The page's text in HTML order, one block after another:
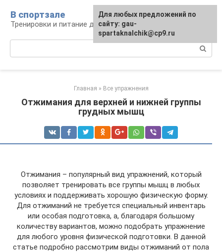
контенту
В спортзале
Тренировки и питание для здоровья
Главная » Все упражнения
Отжимания для верхней и нижней группы
грудных мышц
Отжимания – популярный вид упражнений, который
позволяет тренировать все группы мышц в любых
условиях и поддерживать хорошую физическую форму.
Для отжиманий не требуется специальный инвентарь
или особая подготовка, а, благодаря большому
количеству вариантов, можно подобрать упражнение
для любого уровня физической подготовки. В данной
статье подробно рассмотрим виды отжиманий от пола
Для любых предложений по
сайту: gau-
spartaknalchik@cp9.ru